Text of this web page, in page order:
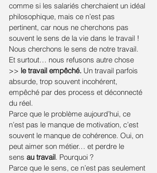
comme si les salariés cherchaient un idéal
philosophique, mais ce n’est pas
pertinent, car nous ne cherchons pas
souvent le sens de la vie dans le travail !
Nous cherchons le sens de notre travail.
Et surtout… nous refusons autre chose
>> le travail empêché. Un travail parfois
absurde, trop souvent incohérent,
empêché par des process et déconnecté
du réel.
Parce que le problème aujourd’hui, ce
n’est pas le manque de motivation, c’est
souvent le manque de cohérence. Oui, on
peut aimer son métier… et perdre le
sens au travail. Pourquoi ?
Parce que le sens, ce n’est pas seulement